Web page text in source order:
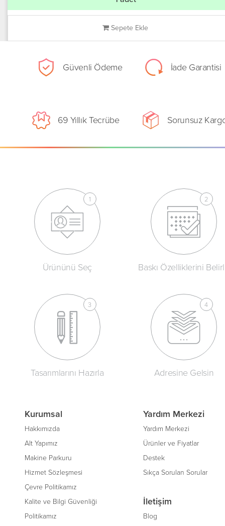
Sepete Ekle
Güvenli Ödeme İade Garantisi
69 Yıllık Tecrübe Sorunsuz
Ürününü Seç Baskı Özelliklerini
Tasarımlarını Hazırla Adresine Gelsin
Kurumsal
Hakkımızda
Alt Yapımız
Makine Parkuru
Hizmet Sözleşmesi
Çevre Politikamız
Kalite ve Bilgi Güvenliği
Politikamız
Yardım Merkezi
Yardım Merkezi
Ürünler ve Fiyatlar
Destek
Sıkça Sorulan Sorular
İletişim
Blog